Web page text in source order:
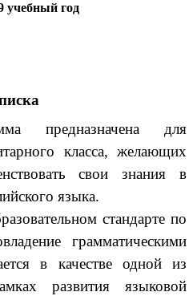
учебный год
предназначена для
класса, желающих
свои знания в
языка.
стандарте по
грамматическими
в качестве одной из
развития языковой